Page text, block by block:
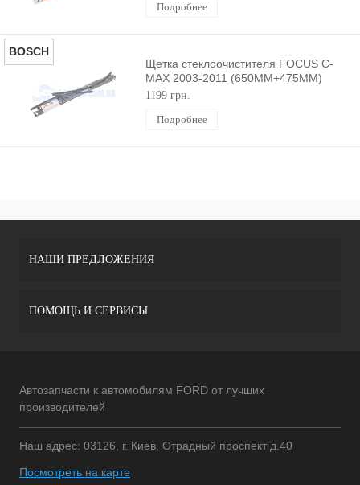
Подробнее
BOSCH
Щетка стеклоочистителя FOCUS C-
MAX 2003-2011 (650MM+475MM)
BOSCH
1199 грн.
Подробнее
НАШИ ПРЕДЛОЖЕНИЯ
ПОМОЩЬ И СЕРВИСЫ
Автозапчасти к автомобилям FORD от лучших
производителей
Наш адрес: 03126, г. Киев, Отрадный проспект д.40
Посмотреть на карте